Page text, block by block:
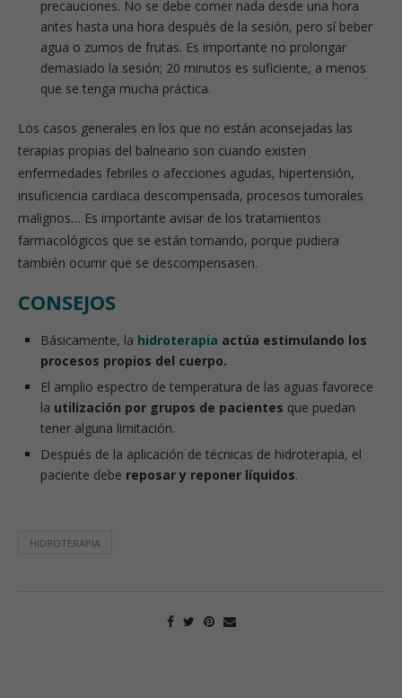
precauciones. No se debe comer nada desde una hora
antes hasta una hora después de la sesión, pero sí beber
agua o zumos de frutas. Es importante no prolongar
demasiado la sesión; 20 minutos es suficiente, a menos
que se tenga mucha práctica.
Los casos generales en los que no están aconsejadas las
terapias propias del balneario son cuando existen
enfermedades febriles o afecciones agudas, hipertensión,
insuficiencia cardiaca descompensada, procesos tumorales
malignos… Es importante avisar de los tratamientos
farmacológicos que se están tomando, porque pudiera
también ocurrir que se descompensasen.
CONSEJOS
Básicamente, la hidroterapia actúa estimulando los
procesos propios del cuerpo.
El amplio espectro de temperatura de las aguas favorece
la utilización por grupos de pacientes que puedan
tener alguna limitación.
Después de la aplicación de técnicas de hidroterapia, el
paciente debe reposar y reponer líquidos.
HIDROTERAPIA